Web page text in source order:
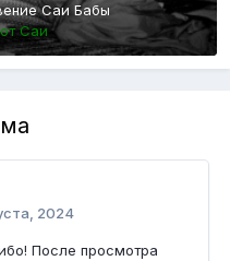
Саи Бабы
Саи
2024
После просмотра